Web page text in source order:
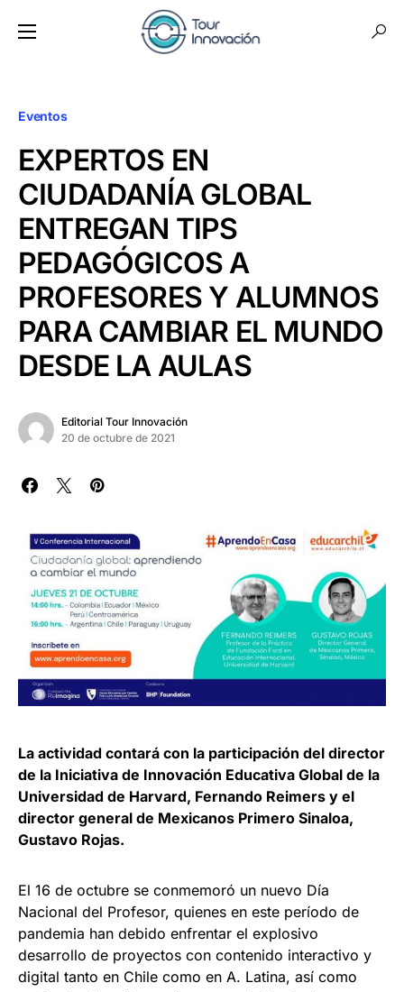
Eventos
EXPERTOS EN
CIUDADANÍA GLOBAL
ENTREGAN TIPS
PEDAGÓGICOS A
PROFESORES Y ALUMNOS
PARA CAMBIAR EL MUNDO
DESDE LA AULAS
Editorial Tour Innovación
20 de octubre de 2021
La actividad contará con la participación del director
de la Iniciativa de Innovación Educativa Global de la
Universidad de Harvard, Fernando Reimers y el
director general de Mexicanos Primero Sinaloa,
Gustavo Rojas.
El 16 de octubre se conmemoró un nuevo Día
Nacional del Profesor, quienes en este período de
pandemia han debido enfrentar el explosivo
desarrollo de proyectos con contenido interactivo y
digital tanto en Chile como en A. Latina, así como